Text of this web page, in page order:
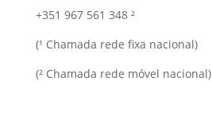
+351 967 561 348 ²
(¹ Chamada rede fixa nacional)
(² Chamada rede móvel nacional)